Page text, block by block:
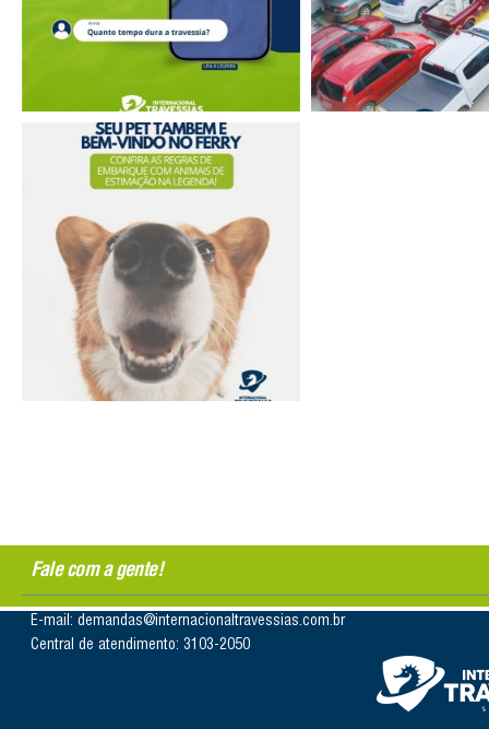
Fale com a gente!
E-mail: demandas@internacionaltravessias.com.br
Central de atendimento: 3103-2050